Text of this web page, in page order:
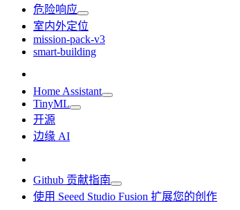
危险响应
室内外定位
mission-pack-v3
smart-building
Home Assistant
TinyML
开源
边缘 AI
Github 贡献指南
使用 Seeed Studio Fusion 扩展您的创作